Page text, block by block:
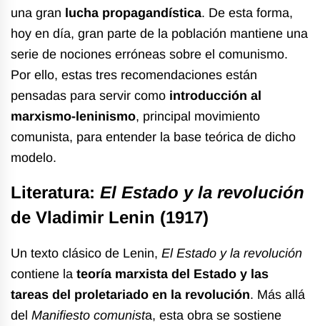
una gran lucha propagandística. De esta forma,
hoy en día, gran parte de la población mantiene una
serie de nociones erróneas sobre el comunismo.
Por ello, estas tres recomendaciones están
pensadas para servir como introducción al
marxismo-leninismo, principal movimiento
comunista, para entender la base teórica de dicho
modelo.
Literatura: El Estado y la revolución
de Vladimir Lenin (1917)
Un texto clásico de Lenin, El Estado y la revolución
contiene la teoría marxista del Estado y las
tareas del proletariado en la revolución. Más allá
del Manifiesto comunista, esta obra se sostiene